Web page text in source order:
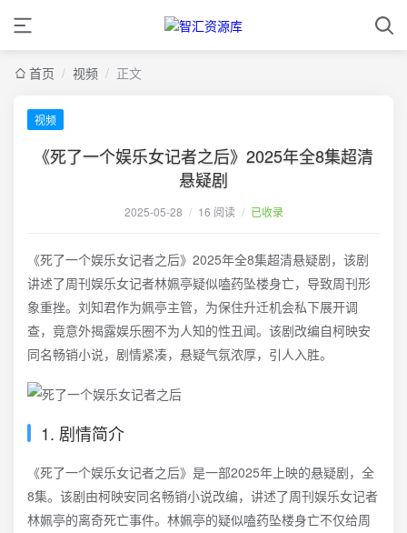
首页 / 视频 / 正文
视频
《死了一个娱乐女记者之后》2025年全8集超清
悬疑剧
2025-05-28 / 16 阅读 / 已收录
《死了一个娱乐女记者之后》2025年全8集超清悬疑剧，该剧
讲述了周刊娱乐女记者林姵亭疑似嗑药坠楼身亡，导致周刊形
象重挫。刘知君作为姵亭主管，为保住升迁机会私下展开调
查，竟意外揭露娱乐圈不为人知的性丑闻。该剧改编自柯映安
同名畅销小说，剧情紧凑，悬疑气氛浓厚，引人入胜。
1. 剧情简介
《死了一个娱乐女记者之后》是一部2025年上映的悬疑剧，全
8集。该剧由柯映安同名畅销小说改编，讲述了周刊娱乐女记者
林姵亭的离奇死亡事件。林姵亭的疑似嗑药坠楼身亡不仅给周